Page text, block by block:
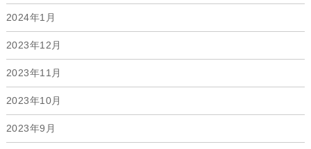
2024年1月
2023年12月
2023年11月
2023年10月
2023年9月